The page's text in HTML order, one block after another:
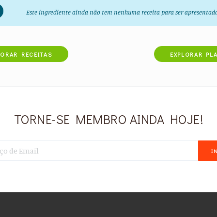
Este ingrediente ainda não tem nenhuma receita para ser
RECEITAS EXPLORAR
TORNE-SE MEMBRO AINDA HOJE!